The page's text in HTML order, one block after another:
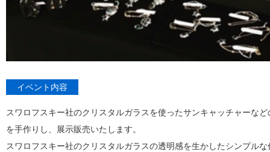
イベント内容
スワロフスキー社のクリスタルガラスを使ったサンキャッチャーな
を手作りし、展示販売いたします。
スワロフスキー社のクリスタルガラスの透明感を生かしたシンプル